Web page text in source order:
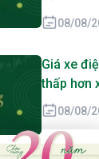
08/08/
Giá xe
thấp hơn
08/08/
Thành Lập -